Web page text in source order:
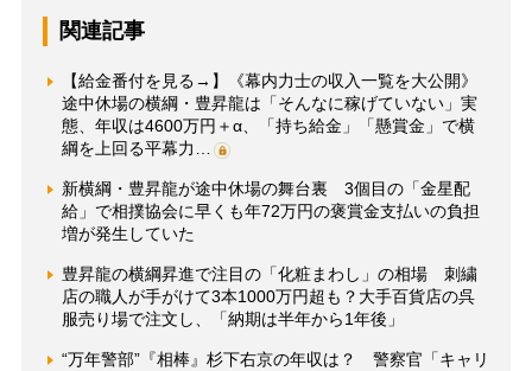
関連記事
【給金番付を見る→】《幕内力士の収入一覧を大公開》
途中休場の横綱・豊昇龍は「そんなに稼げていない」実
態、年収は4600万円＋α、「持ち給金」「懸賞金」で横
綱を上回る平幕力…
新横綱・豊昇龍が途中休場の舞台裏 3個目の「金星配
給」で相撲協会に早くも年72万円の褒賞金支払いの負担
増が発生していた
豊昇龍の横綱昇進で注目の「化粧まわし」の相場 刺繍
店の職人が手がけて3本1000万円超も？大手百貨店の呉
服売り場で注文し、「納期は半年から1年後」
“万年警部”『相棒』杉下右京の年収は？ 警察官「キャリ